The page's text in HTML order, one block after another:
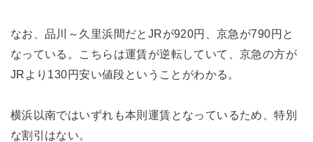
なお、品川～久里浜間だとJRが920円、京急が790円と
なっている。こちらは運賃が逆転していて、京急の方が
JRより130円安い値段ということがわかる。
横浜以南ではいずれも本則運賃となっているため、特別
な割引はない。